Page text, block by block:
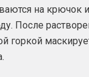
на крючок и
После
горкой